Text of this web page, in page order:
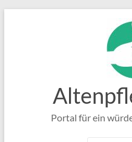
Portal für ein